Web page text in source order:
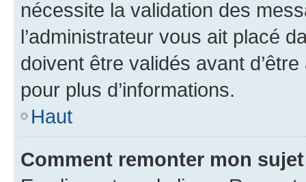
nécessite la validation des
l’administrateur vous ait placé
doivent être validés avant
pour plus d’informations.
Haut
Comment remonter mon